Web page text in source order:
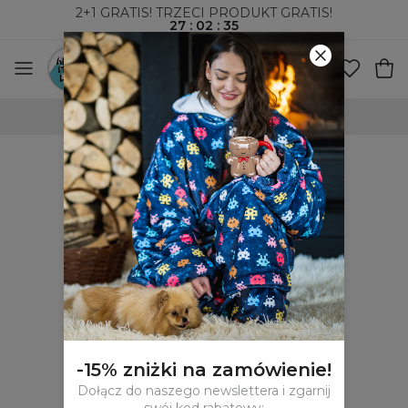
2+1 GRATIS! TRZECI PRODUKT GRATIS!
27: 02 : 34
WYSYŁKA ZA POBRANIEM I DO PACZKOMATÓW
-15% zniżki na zamówienie!
Dołącz do naszego newslettera i zgarnij